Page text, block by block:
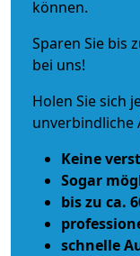
können.
Sparen Sie bis
bei uns!
Holen Sie sich
unverbindliche
Keine
Sogar
bis zu ca.
schnelle